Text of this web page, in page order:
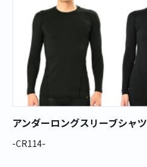
アンダーロングスリーブシャツ
-CR114-